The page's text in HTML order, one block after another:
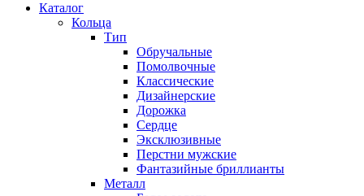
Каталог
Кольца
Тип
Обручальные
Помолвочные
Классические
Дизайнерские
Дорожка
Сердце
Эксклюзивные
Перстни мужские
Фантазийные бриллианты
Металл